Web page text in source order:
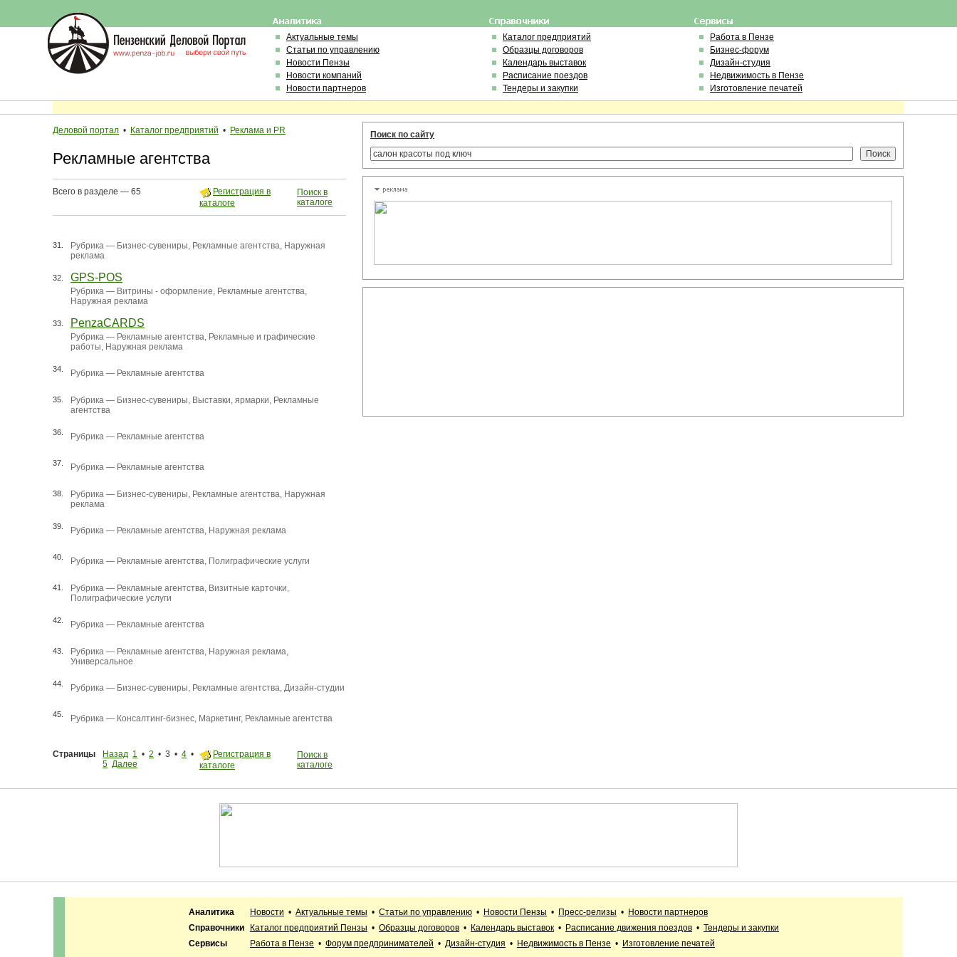
Актуальные темы
Статьи по управлению
Новости Пензы
Новости компаний
Новости партнеров
Каталог предприятий
Образцы договоров
Календарь выставок
Расписание поездов
Тендеры и закупки
Работа в Пензе
Бизнес-форум
Дизайн-студия
Недвижимость в Пензе
Изготовление печатей
Деловой портал • Каталог предприятий • Реклама и PR
Рекламные агентства
Всего в разделе — 65
Регистрация в
каталоге
Поиск в
каталоге
31. Рубрика — Бизнес-сувениры, Рекламные агентства, Наружная
реклама
32. GPS-POS
Рубрика — Витрины - оформление, Рекламные агентства,
Наружная реклама
33. PenzaCARDS
Рубрика — Рекламные агентства, Рекламные и графические
работы, Наружная реклама
34. Рубрика — Рекламные агентства
35. Рубрика — Бизнес-сувениры, Выставки, ярмарки, Рекламные
агентства
36. Рубрика — Рекламные агентства
37. Рубрика — Рекламные агентства
38. Рубрика — Бизнес-сувениры, Рекламные агентства, Наружная
реклама
39. Рубрика — Рекламные агентства, Наружная реклама
40. Рубрика — Рекламные агентства, Полиграфические услуги
41. Рубрика — Рекламные агентства, Визитные карточки,
Полиграфические услуги
42. Рубрика — Рекламные агентства
43. Рубрика — Рекламные агентства, Наружная реклама,
Универсальное
44. Рубрика — Бизнес-сувениры, Рекламные агентства, Дизайн-студии
45. Рубрика — Консалтинг-бизнес, Маркетинг, Рекламные агентства
Страницы Назад 1 • 2 • 3 • 4 •
5 Далее
Регистрация в
каталоге
Поиск в
каталоге
Поиск по сайту
Аналитика Новости • Актуальные темы • Статьи по управлению • Новости Пензы • Пресс-релизы • Новости партнеров
Справочники
Каталог предприятий Пензы • Образцы договоров • Календарь выставок • Расписание движения поездов • Тендеры и закупки
Сервисы
Работа в Пензе • Форум предпринимателей • Дизайн-студия • Недвижимость в Пензе • Изготовление печатей